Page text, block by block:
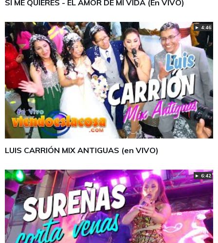
SI ME QUIERES - EL AMOR DE MI VIDA (En VIVO)
► 4:46
LUIS CARRIÓN MIX ANTIGUAS (en VIVO)
► 6:42